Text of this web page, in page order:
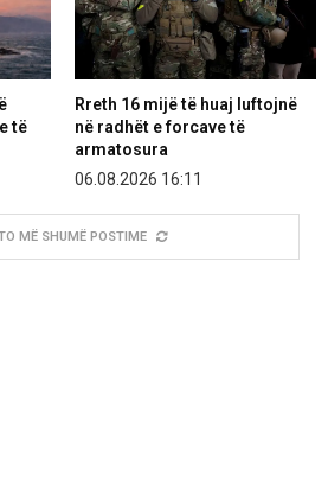
të
Rreth 16 mijë të huaj luftojnë
në radhët e forcave të
armatosura
06.08.2026 16:11
MË SHUMË POSTIME